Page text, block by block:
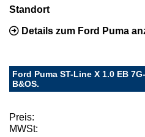
Standort
Details zum Ford Puma
Ford Puma ST-Line X 1.0 EB
B&OS.
Preis:
MWSt: